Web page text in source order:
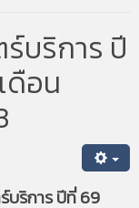
บริการ ปี
ดือน
บริการ ปีที่ 69